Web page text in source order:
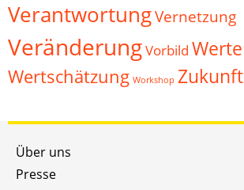
VerantwortungVernetzung
VeränderungVorbild Werte
Wertschätzung Workshop Zukunft
Über uns
Presse